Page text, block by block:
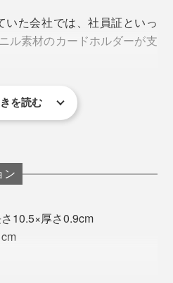
ンチやカフェへ。休日は、家
ダーひとつで出かけられま
ポケットやバッグの中でスマ
だけでなく、形・素材へのア
の束を、革やナイロンで包ん
いた会社では、社員証といっ
ル素材のカードホルダーが支
ップとの接続部分が破けてく
雑貨の店で、硬いプラスチッ
けれど、見た目が気に入っ
なワイヤーリールつき。
を読む
ン
10.5×厚さ0.9cm